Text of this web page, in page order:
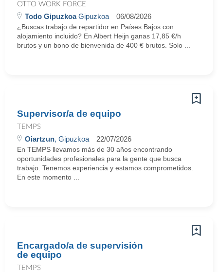
OTTO WORK FORCE
Todo GipuzkoaGipuzkoa 06/08/2026
¿Buscas trabajo de repartidor en Países Bajos con
alojamiento incluido? En Albert Heijn ganas 17,85 €/h
brutos y un bono de bienvenida de 400 € brutos. Solo ...
Supervisor/a de equipo
TEMPS
Oiartzun, Gipuzkoa 22/07/2026
En TEMPS llevamos más de 30 años encontrando
oportunidades profesionales para la gente que busca
trabajo. Tenemos experiencia y estamos comprometidos.
En este momento ...
Encargado/a de supervisión
de equipo
TEMPS